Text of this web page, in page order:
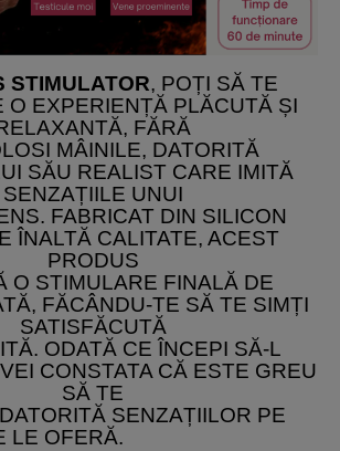
STIMULATOR, POȚI SĂ TE
O EXPERIENȚĂ PLĂCUTĂ ȘI
FĂRĂ
MÂINILE, DATORITĂ
SĂU REALIST CARE IMITĂ
SENZAȚIILE UNUI
FABRICAT DIN SILICON
ÎNALTĂ CALITATE, ACEST
PRODUS
O STIMULARE FINALĂ DE
FĂCÂNDU-TE SĂ TE SIMȚI
SATISFĂCUTĂ
ODATĂ CE ÎNCEPI SĂ-L
CONSTATA CĂ ESTE GREU
SĂ TE
SENZAȚIILOR PE
LE OFERĂ.